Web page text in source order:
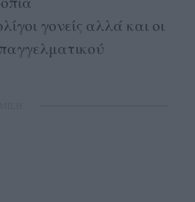
γονείς αλλά και οι